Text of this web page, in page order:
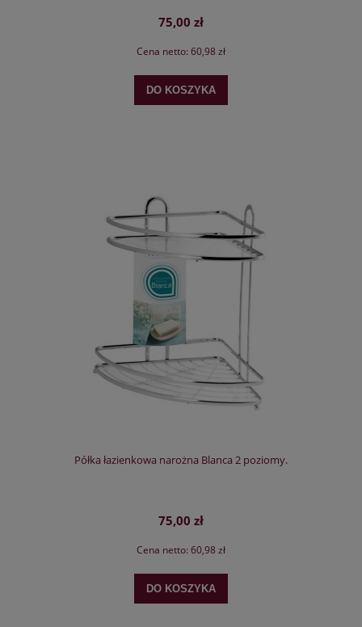
75,00 zł
Cena netto: 60,98 zł
DO KOSZYKA
Półka łazienkowa narożna Blanca 2 poziomy.
75,00 zł
Cena netto: 60,98 zł
DO KOSZYKA